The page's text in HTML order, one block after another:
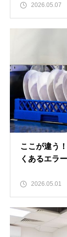
2026.05.07
ここが違う
くあるエラ
2026.05.01